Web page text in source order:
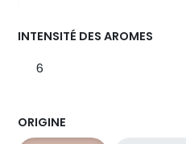
INTENSITÉ DES AROMES
6
ORIGINE